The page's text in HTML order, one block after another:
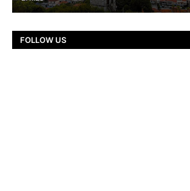
FOLLOW US